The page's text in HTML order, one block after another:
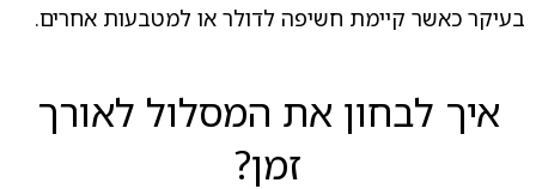
בעיקר כאשר קיימת חשיפה לדולר או למטבעות אחרים.
איך לבחון את המסלול לאורך
זמן?